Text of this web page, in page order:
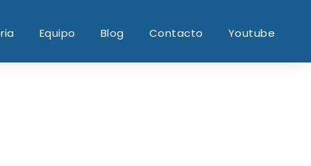
Equipo Blog Contacto Youtube